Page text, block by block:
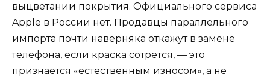
выцветании покрытия. Официального сервиса
Apple в России нет. Продавцы параллельного
импорта почти наверняка откажут в замене
телефона, если краска сотрётся, — это
признаётся «естественным износом», а не